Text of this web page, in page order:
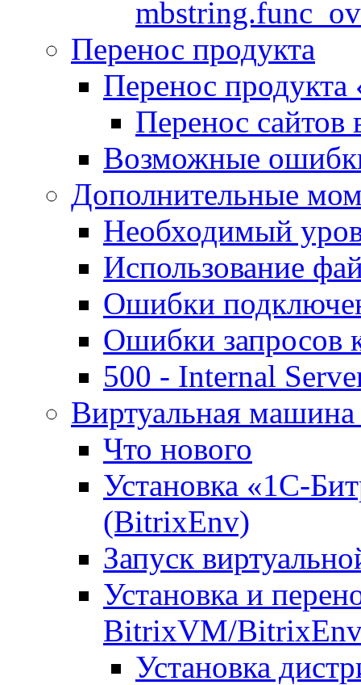
Перенос продукта
Перенос продукта
Перенос сайтов
Возможные
Дополнительные
Необходимый
Использование
Ошибки
Ошибки запросов
500 - Internal
Виртуальная
Что нового
Установка «1С-
(BitrixEnv)
Запуск
Установка и
BitrixVM/
Установка